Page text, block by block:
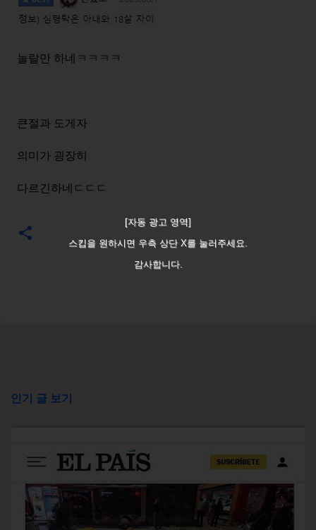
놀랄만 하네ㅋㅋㅋㅋ
큰절과 도게자
의미가 굉장히
다르긴하네ㄷㄷㄷ
[자동 광고 영역]
스킵을 원하시면 우측 상단 X를 눌러주세요.
감사합니다.
인기 글 보기